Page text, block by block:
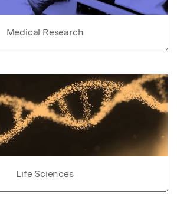
Medical Research
Life Sciences